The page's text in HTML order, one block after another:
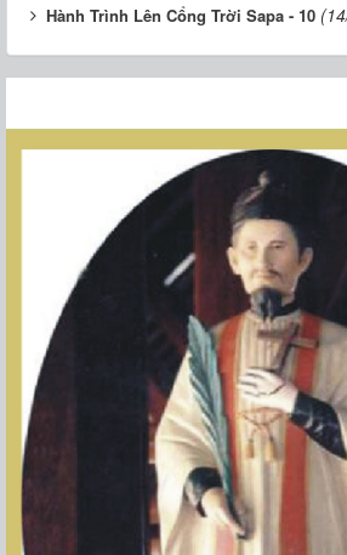
Hành Trình Lên Cổng Trời Sapa - 10